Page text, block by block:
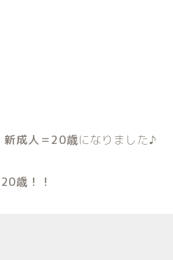
新成人＝20歳になりました♪
20歳！！